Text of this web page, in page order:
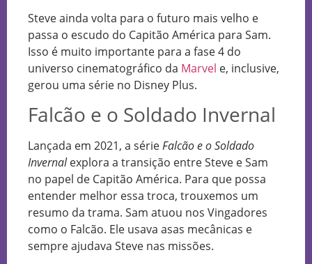
Steve ainda volta para o futuro mais velho e
passa o escudo do Capitão América para Sam.
Isso é muito importante para a fase 4 do
universo cinematográfico da Marvel e, inclusive,
gerou uma série no Disney Plus.
Falcão e o Soldado Invernal
Lançada em 2021, a sérieFalcão e o Soldado
Invernalexplora a transição entre Steve e Sam
no papel de Capitão América. Para que possa
entender melhor essa troca, trouxemos um
resumo da trama. Sam atuou nos Vingadores
como o Falcão. Ele usava asas mecânicas e
sempre ajudava Steve nas missões.